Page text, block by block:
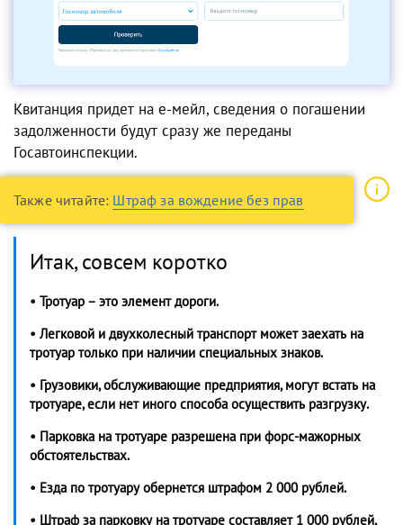
Квитанция придет на е-мейл, сведения о погашении
задолженности будут сразу же переданы
Госавтоинспекции.
Также читайте: Штраф за вождение без прав
Итак, совсем коротко
• Тротуар – это элемент дороги.
• Легковой и двухколесный транспорт может заехать на
тротуар только при наличии специальных знаков.
• Грузовики, обслуживающие предприятия, могут встать на
тротуаре, если нет иного способа осуществить разгрузку.
• Парковка на тротуаре разрешена при форс-мажорных
обстоятельствах.
• Езда по тротуару обернется штрафом 2 000 рублей.
• Штраф за парковку на тротуаре составляет 1 000 рублей,